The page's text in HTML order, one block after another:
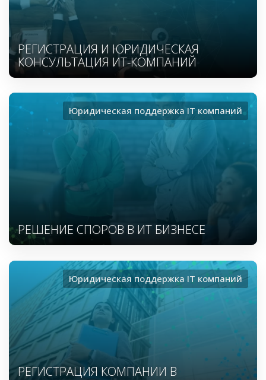
РЕГИСТРАЦИЯ И ЮРИДИЧЕСКАЯ
КОНСУЛЬТАЦИЯ ИТ-КОМПАНИЙ
РЕШЕНИЕ СПОРОВ В ИТ БИЗНЕСЕ
Юридическая поддержка ІТ компаний
РЕГИСТРАЦИЯ КОМПАНИИ В
Юридическая поддержка ІТ компаний